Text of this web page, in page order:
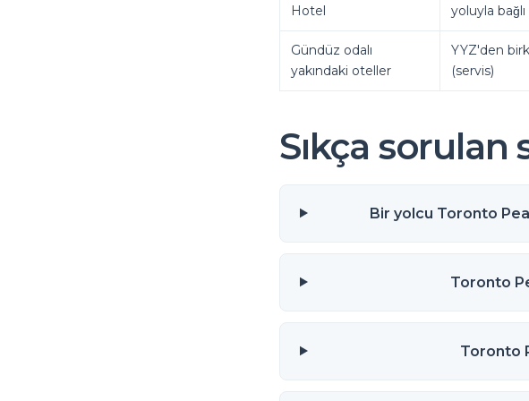
Hotel yoluyla bağlı
Gündüz odalı
yakındaki oteller
YYZ'den
(servis)
Sıkça sorulan
Bir yolcu Toronto
Toronto
Toronto